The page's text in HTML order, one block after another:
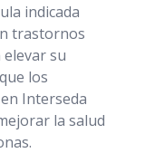
indicada
trastornos
su
los
Interseda
la salud